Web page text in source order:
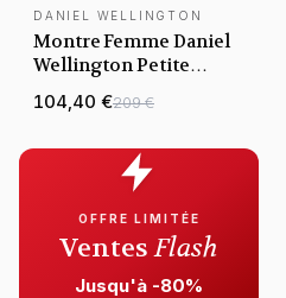
DANIEL WELLINGTON
Montre Femme Daniel
Wellington Petite
DW00100673 cadran
104,40 €209 €
OFFRE LIMITÉE
VentesFlash
Jusqu'à -80%